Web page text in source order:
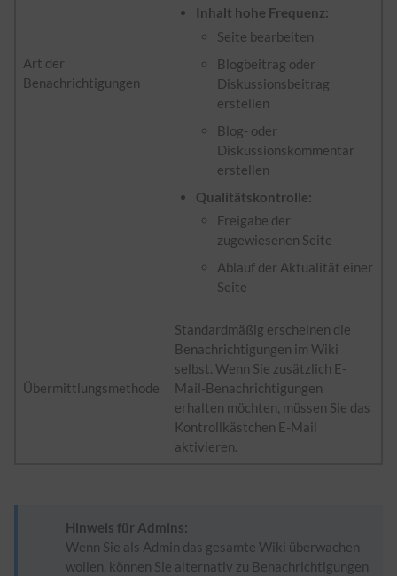
Art der
Benachrichtigungen
Inhalt hohe Frequenz:
Seite bearbeiten
Blogbeitrag oder
Diskussionsbeitrag
erstellen
Blog- oder
Diskussionskommentar
erstellen
Qualitätskontrolle:
Freigabe der
zugewiesenen Seite
Ablauf der Aktualität einer
Seite
Übermittlungsmethode
Standardmäßig erscheinen die
Benachrichtigungen im Wiki
selbst. Wenn Sie zusätzlich E-
Mail-Benachrichtigungen
erhalten möchten, müssen Sie das
Kontrollkästchen E-Mail
aktivieren.
Hinweis für Admins:
Wenn Sie als Admin das gesamte Wiki überwachen
wollen, können Sie alternativ zu Benachrichtigungen